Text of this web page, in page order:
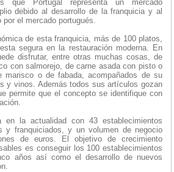
que Portugal representa un mercado
debido al desarrollo de la franquicia y al
el mercado portugués.
de esta franquicia, más de 100 platos,
segura en la restauración moderna. En
disfrutar, entre otras muchas cosas, de
con salmorejo, de carne asada con pisto o
marisco o de fabada, acompañados de su
y vinos. Además todos sus artículos gozan
permite que el concepto se identifique con
en la actualidad con 43 establecimientos
y franquiciados, y un volumen de negocio
de euros. El objetivo de crecimiento
es conseguir los 100 establecimientos
años así como el desarrollo de nuevos